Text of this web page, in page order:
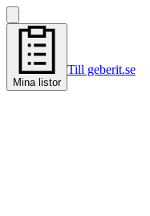
Mina listor
Till geberit.se